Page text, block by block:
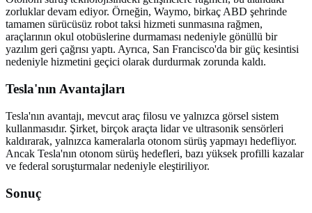
zorluklar devam ediyor. Örneğin, Waymo, birkaç ABD şehrinde
tamamen sürücüsüz robot taksi hizmeti sunmasına rağmen,
araçlarının okul otobüslerine durmaması nedeniyle gönüllü bir
yazılım geri çağrısı yaptı. Ayrıca, San Francisco'da bir güç kesintisi
nedeniyle hizmetini geçici olarak durdurmak zorunda kaldı.
Tesla'nın Avantajları
Tesla'nın avantajı, mevcut araç filosu ve yalnızca görsel sistem
kullanmasıdır. Şirket, birçok araçta lidar ve ultrasonik sensörleri
kaldırarak, yalnızca kameralarla otonom sürüş yapmayı hedefliyor.
Ancak Tesla'nın otonom sürüş hedefleri, bazı yüksek profilli kazalar
ve federal soruşturmalar nedeniyle eleştiriliyor.
Sonuç